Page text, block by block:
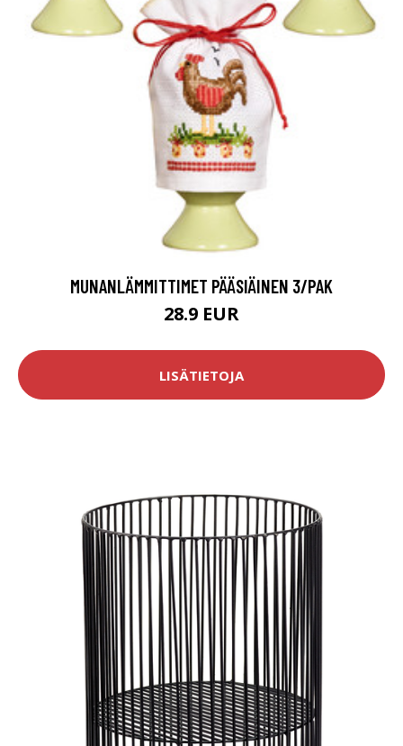
MUNANLÄMMITTIMET PÄÄSIÄINEN 3/PAK
28.9 EUR
LISÄTIETOJA